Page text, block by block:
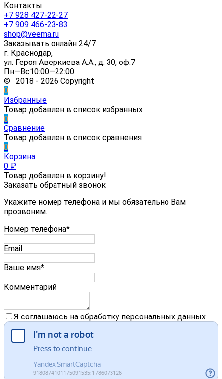
Контакты
+7 928 427-22-27
+7 909 466-23-83
shop@veema.ru
Заказывать онлайн 24/7
г. Краснодар,
ул. Героя Аверкиева А.А., д. 30, оф.7
Пн—Вс10:00—22:00
© 2018 - 2026 Copyright
0
Избранные
Товар добавлен в список избранных
0
Сравнение
Товар добавлен в список сравнения
0
Корзина
0 ₽
Товар добавлен в корзину!
Заказать обратный звонок
Укажите номер телефона и мы обязательно Вам
прозвоним.
Номер телефона*
Email
Ваше имя*
Комментарий
Я соглашаюсь на обработку персональных данных